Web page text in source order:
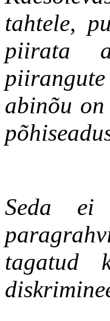
tahtele,
piirata
abinõu
Seda ei
tagatud